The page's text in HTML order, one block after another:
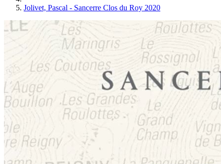
Jolivet, Pascal - Sancerre Clos du Roy 2020